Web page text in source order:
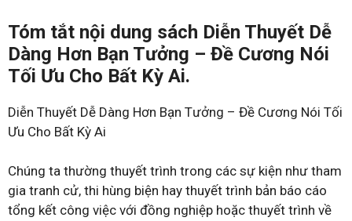
Tóm tắt nội dung sách Diễn Thuyết Dễ
Dàng Hơn Bạn Tưởng – Đề Cương Nói
Tối Ưu Cho Bất Kỳ Ai.
Diễn Thuyết Dễ Dàng Hơn Bạn Tưởng – Đề Cương Nói Tối
Ưu Cho Bất Kỳ Ai
Chúng ta thường thuyết trình trong các sự kiện như tham
gia tranh cử, thi hùng biện hay thuyết trình bản báo cáo
tổng kết công việc với đồng nghiệp hoặc thuyết trình về